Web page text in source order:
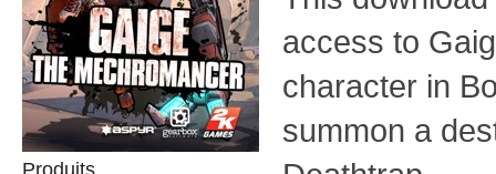
Produits
access to
character in
summon a